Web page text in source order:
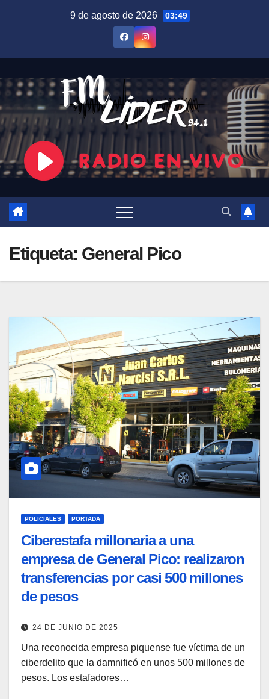
9 de agosto de 2026 03:49
Etiqueta: General Pico
POLICIALES PORTADA
Ciberestafa millonaria a una
empresa de General Pico: realizaron
transferencias por casi 500 millones
de pesos
24 DE JUNIO DE 2025
Una reconocida empresa piquense fue víctima de un
ciberdelito que la damnificó en unos 500 millones de
pesos. Los estafadores…